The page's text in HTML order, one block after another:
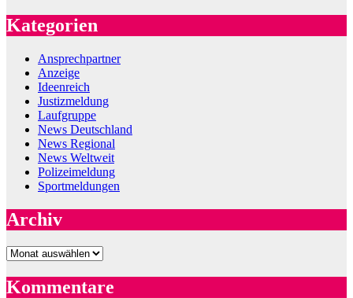
Kategorien
Ansprechpartner
Anzeige
Ideenreich
Justizmeldung
Laufgruppe
News Deutschland
News Regional
News Weltweit
Polizeimeldung
Sportmeldungen
Archiv
Archiv
Kommentare